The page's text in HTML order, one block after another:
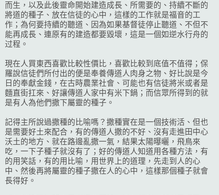
而生，以及此後靈命開始建造成長、所需要的、持續不斷的
將道的種子、放在信徒的心中，這樣的工作就是福音的工
作；為何要持續的聽道、因為如果基督徒停止聽道、不但不
能再成長、連原有的建造都要毀壞，這是一個如逆水行舟的
过程。
現在人買東西喜歡比較性價比，喜歡比較到底值不值得；保
羅說信徒們所付出的便是奉養傳道人肉身之物、好比說是今
日的奉獻金錢，在古時農業社會、可能也有信徒將米或者是
麵直街扛來、好讓傳道人家中有米下鍋；而信眾所得到的就
是有人為他們撒下屬靈的種子。
記得主所說過撒種的比喻嗎？撒種實在是一個技術活、但也
是需要好土來配合，有的傳道人撒的不好、沒有走進田中心
沃土的地方、就在路邊亂撒一氣，結果太陽曝曬，飛鳥來
吃，一下子種子就沒有了；好的傳道人知道用各種方法，有
的用笑話，有的用比喻，用世界上的道理，先走到人的心
中、然後再將屬靈的種子撒在人的心中，這樣那個種子就會
長得好。